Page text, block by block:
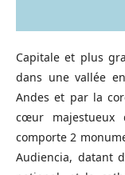
Capitale et plus
dans une vallée
Andes et par la
cœur
comporte 2
Audiencia, datant